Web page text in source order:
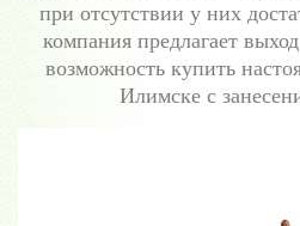
при отсутствии у них
компания предлагает
возможность купить
Илимске с